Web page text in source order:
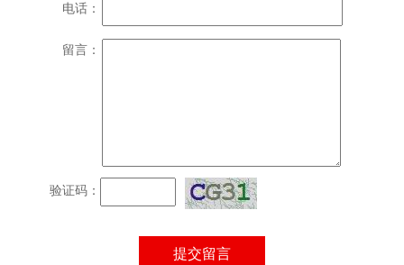
电话：
留言：
验证码：
提交留言